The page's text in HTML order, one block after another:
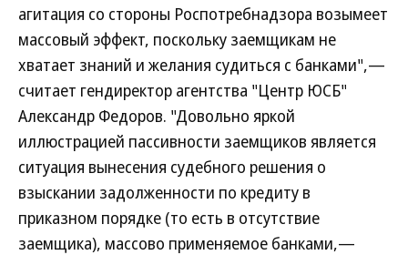
агитация со стороны Роспотребнадзора возымеет
массовый эффект, поскольку заемщикам не
хватает знаний и желания судиться с банками",—
считает гендиректор агентства "Центр ЮСБ"
Александр Федоров. "Довольно яркой
иллюстрацией пассивности заемщиков является
ситуация вынесения судебного решения о
взыскании задолженности по кредиту в
приказном порядке (то есть в отсутствие
заемщика), массово применяемое банками,—